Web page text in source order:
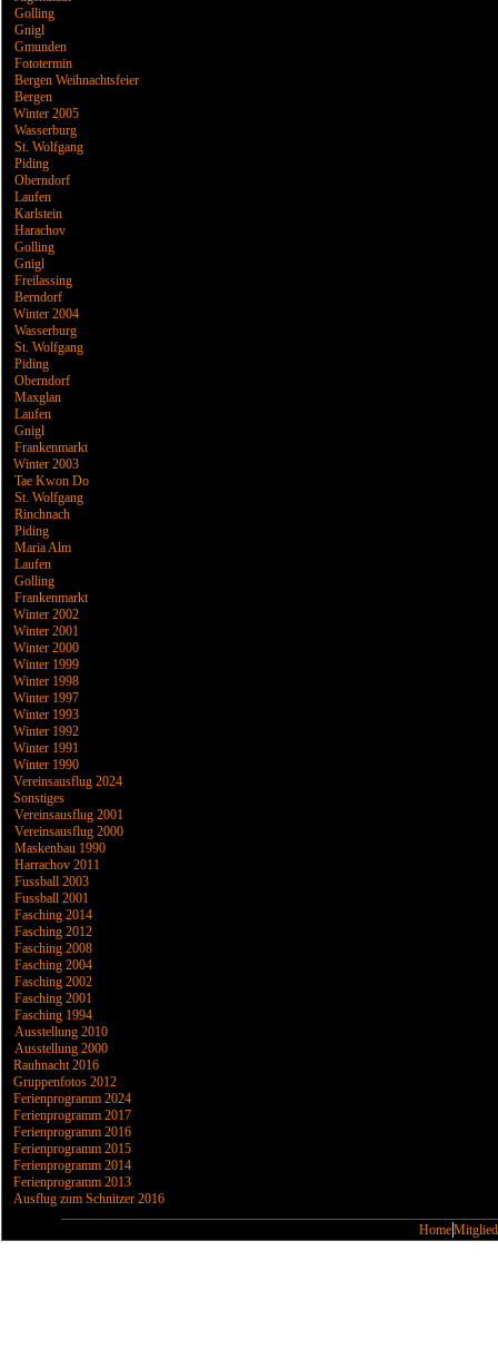
Golling
Gnigl
Gmunden
Fototermin
Bergen Weihnachtsfeier
Bergen
Winter 2005
Wasserburg
St. Wolfgang
Piding
Oberndorf
Laufen
Karlstein
Harachov
Golling
Gnigl
Freilassing
Berndorf
Winter 2004
Wasserburg
St. Wolfgang
Piding
Oberndorf
Maxglan
Laufen
Gnigl
Frankenmarkt
Winter 2003
Tae Kwon Do
St. Wolfgang
Rinchnach
Piding
Maria Alm
Laufen
Golling
Frankenmarkt
Winter 2002
Winter 2001
Winter 2000
Winter 1999
Winter 1998
Winter 1997
Winter 1993
Winter 1992
Winter 1991
Winter 1990
Vereinsausflug 2024
Sonstiges
Vereinsausflug 2001
Vereinsausflug 2000
Maskenbau 1990
Harrachov 2011
Fussball 2003
Fussball 2001
Fasching 2014
Fasching 2012
Fasching 2008
Fasching 2004
Fasching 2002
Fasching 2001
Fasching 1994
Ausstellung 2010
Ausstellung 2000
Rauhnacht 2016
Gruppenfotos 2012
Ferienprogramm 2024
Ferienprogramm 2017
Ferienprogramm 2016
Ferienprogramm 2015
Ferienprogramm 2014
Ferienprogramm 2013
Ausflug zum Schnitzer 2016
Home